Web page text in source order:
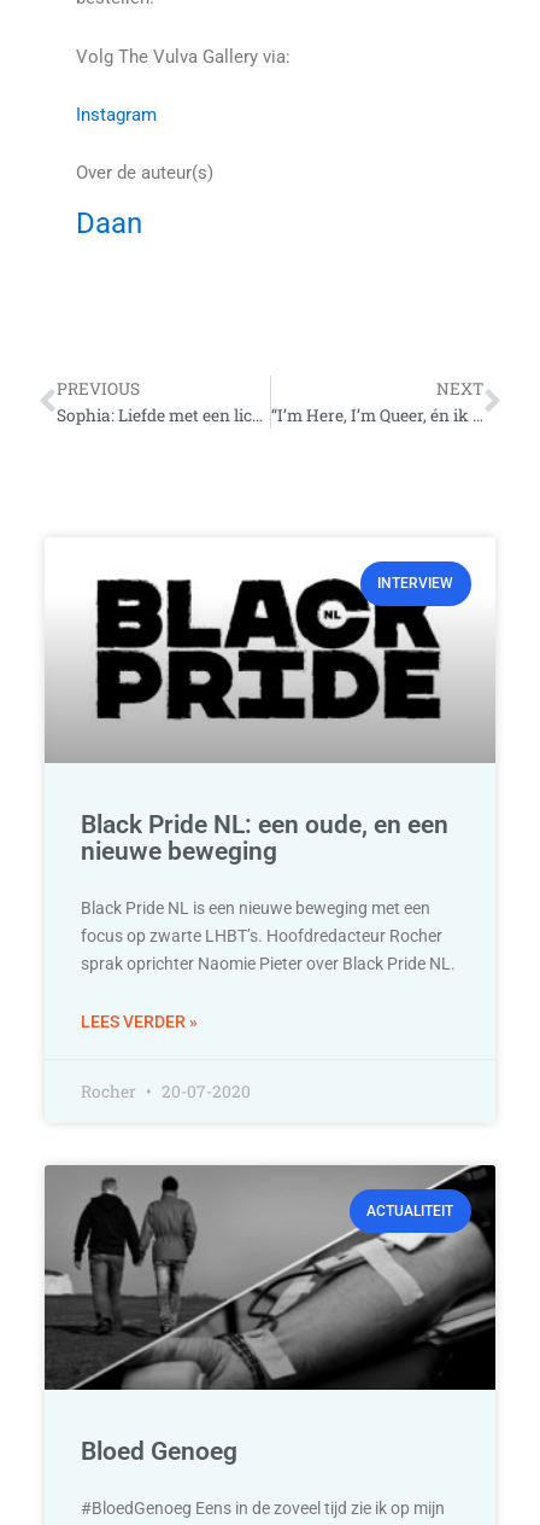
Volg The Vulva Gallery via:
Instagram
Over de auteur(s)
Daan
Vorige
PREVIOUS
Sophia: Liefde met een lichamelijke beperking
NEXT
“I’m Here, I’m Queer, én ik Studeer”
INTERVIEW
Black Pride NL: een oude, en een
nieuwe beweging
Black Pride NL is een nieuwe beweging met een
focus op zwarte LHBT’s. Hoofdredacteur Rocher
sprak oprichter Naomie Pieter over Black Pride NL.
LEES VERDER »
Rocher 20-07-2020
ACTUALITEIT
Bloed Genoeg
#BloedGenoeg Eens in de zoveel tijd zie ik op mijn